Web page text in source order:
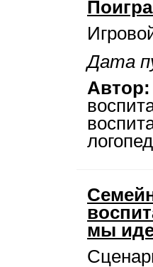
Дата
Автор:
мы